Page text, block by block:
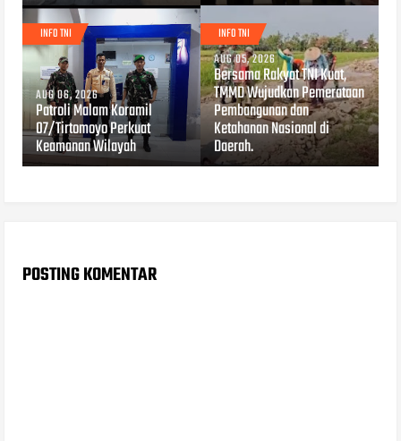
INFO TNI
AUG 06, 2026
Patroli Malam Koramil
07/Tirtomoyo Perkuat
Keamanan Wilayah
INFO TNI
AUG 05, 2026
Bersama Rakyat TNI Kuat,
TMMD Wujudkan Pemerataan
Pembangunan dan
Ketahanan Nasional di
Daerah.
POSTING KOMENTAR